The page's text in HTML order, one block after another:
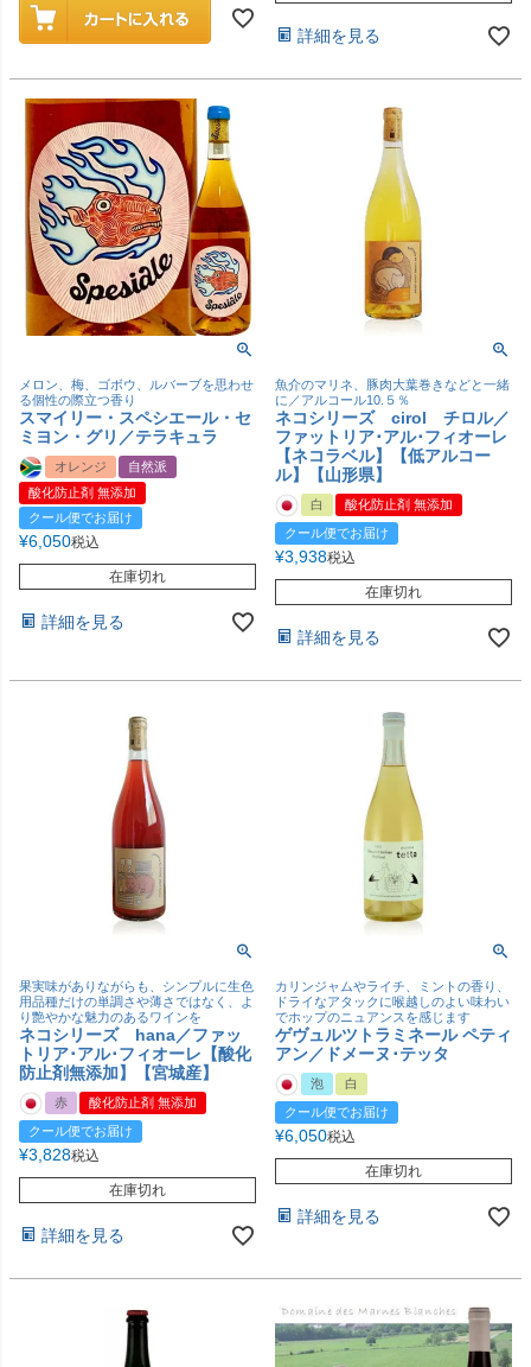
詳細を見る
メロン、梅、ゴボウ、ルバーブを思わせ
る個性の際立つ香り
スマイリー・スペシエール・セ
ミヨン・グリ／テラキュラ
オレンジ
自然派
酸化防止剤 無添加
クール便でお届け
¥6,050税込
在庫切れ
詳細を見る
魚介のマリネ、豚肉大葉巻きなどと一緒
に／アルコール10.５％
ネコシリーズ cirol チロル／
ファットリア･アル･フィオーレ
【ネコラベル】【低アルコー
ル】【山形県】
白
酸化防止剤 無添加
クール便でお届け
¥3,938税込
在庫切れ
詳細を見る
果実味がありながらも、シンプルに生色
用品種だけの単調さや薄さではなく、よ
り艶やかな魅力のあるワインを
ネコシリーズ hana／ファッ
トリア･アル･フィオーレ【酸化
防止剤無添加】【宮城産】
赤
酸化防止剤 無添加
クール便でお届け
¥3,828税込
在庫切れ
詳細を見る
カリンジャムやライチ、ミントの香り、
ドライなアタックに喉越しのよい味わい
でホップのニュアンスを感じます
ゲヴュルツトラミネール ペティ
アン／ドメーヌ･テッタ
泡
白
クール便でお届け
¥6,050税込
在庫切れ
詳細を見る